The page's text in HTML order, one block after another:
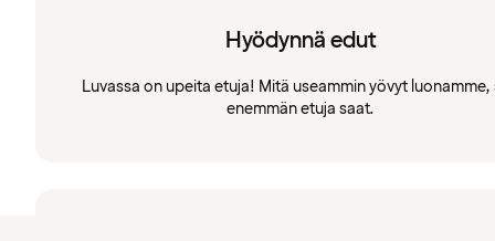
Hyödynnä edut
Luvassa on upeita etuja! Mitä useammin yövyt luonamme,
enemmän etuja saat.